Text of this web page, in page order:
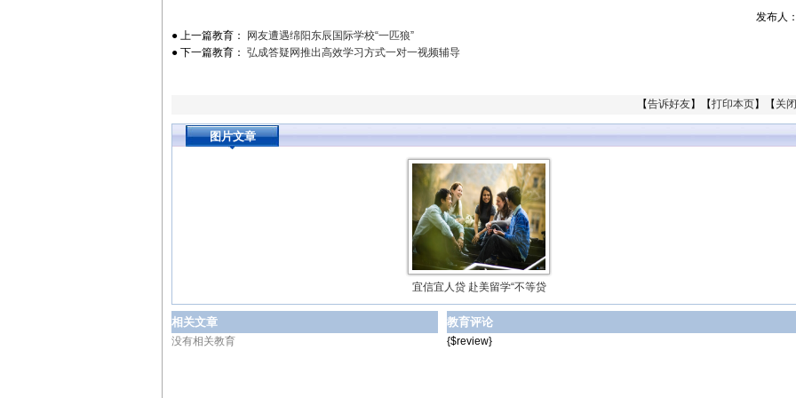
发布人：
● 上一篇教育：
网友遭遇绵阳东辰国际学校“一匹狼”
● 下一篇教育： 弘成答疑网推出高效学习方式一对一视频辅导
【告诉好友】【打印本页】【 关
图片文章
宜信宜人贷 赴美留学“不等贷
相关文章
没有相关教育
教育评论
{$review}